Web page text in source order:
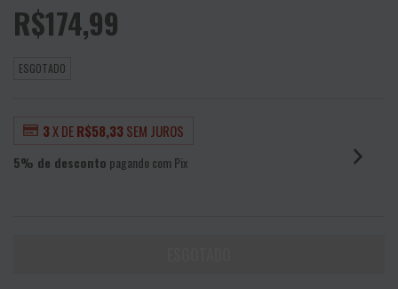
R$174,99
ESGOTADO
3X DER$58,33SEM JUROS
5% de desconto pagando com Pix